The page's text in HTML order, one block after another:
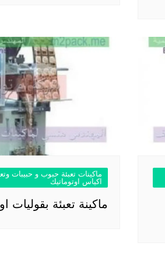
ماكينات تعبئة حبوب و حبيبات
اكياس اوتوماتيك
ماكينة تعبئة بقوليات